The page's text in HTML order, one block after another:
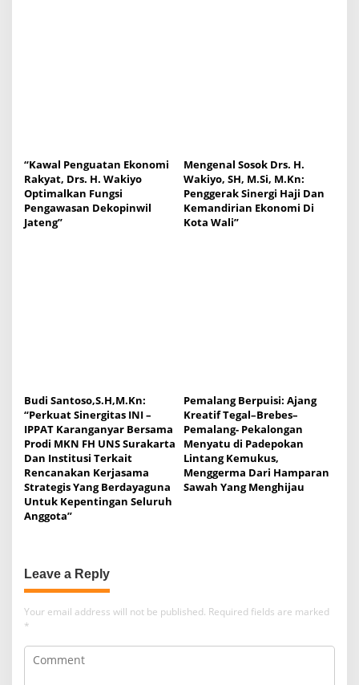
“Kawal Penguatan Ekonomi
Rakyat, Drs. H. Wakiyo
Optimalkan Fungsi
Pengawasan Dekopinwil
Jateng”
Mengenal Sosok Drs. H.
Wakiyo, SH, M.Si, M.Kn:
Penggerak Sinergi Haji Dan
Kemandirian Ekonomi Di
Kota Wali”
Budi Santoso,S.H,M.Kn:
“Perkuat Sinergitas INI –
IPPAT Karanganyar Bersama
Prodi MKN FH UNS Surakarta
Dan Institusi Terkait
Rencanakan Kerjasama
Strategis Yang Berdayaguna
Untuk Kepentingan Seluruh
Anggota”
Pemalang Berpuisi: Ajang
Kreatif Tegal–Brebes–
Pemalang- Pekalongan
Menyatu di Padepokan
Lintang Kemukus,
Menggerma Dari Hamparan
Sawah Yang Menghijau
Leave a Reply
Your email address will not be published. Required fields are marked
*